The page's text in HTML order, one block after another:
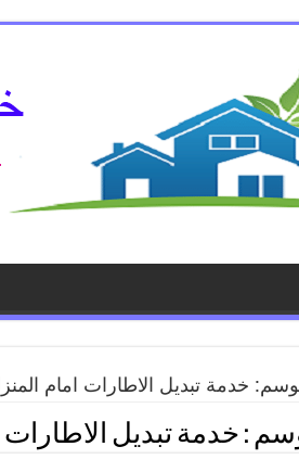
خدمة تبديل الاطارات امام
: خدمة تبديل الاطارات